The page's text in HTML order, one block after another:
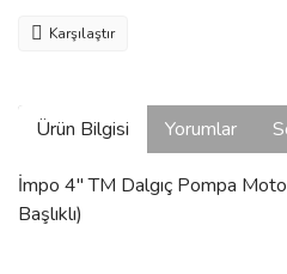
Karşılaştır
Ürün Bilgisi Yorumlar
İmpo 4'' TM Dalgıç Pompa
Başlıklı)